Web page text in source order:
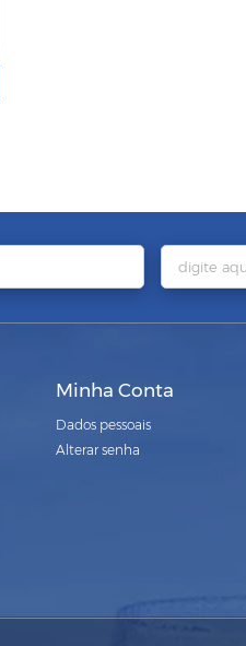
Minha Conta
Dados pessoais
Alterar senha